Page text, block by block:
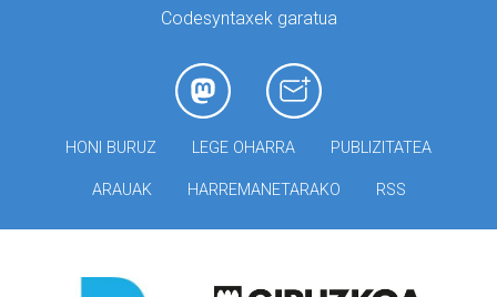
Codesyntaxek garatua
HONI BURUZ LEGE OHARRA PUBLIZITATEA
ARAUAK HARREMANETARAKO RSS